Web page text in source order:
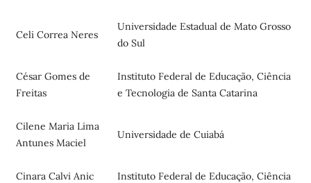
Celi Correa Neres
Universidade Estadual de Mato Grosso
do Sul
César Gomes de
Freitas
Instituto Federal de Educação, Ciência
e Tecnologia de Santa Catarina
Cilene Maria Lima
Antunes Maciel
Universidade de Cuiabá
Cinara Calvi Anic
Instituto Federal de Educação, Ciência